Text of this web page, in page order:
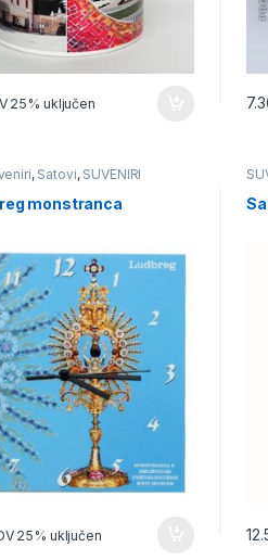
25% uključen
, Satovi, SUVENIRI
monstranca
25% uključen